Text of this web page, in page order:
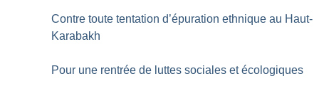
Contre toute tentation d’épuration ethnique au Haut-
Karabakh
Pour une rentrée de luttes sociales et écologiques